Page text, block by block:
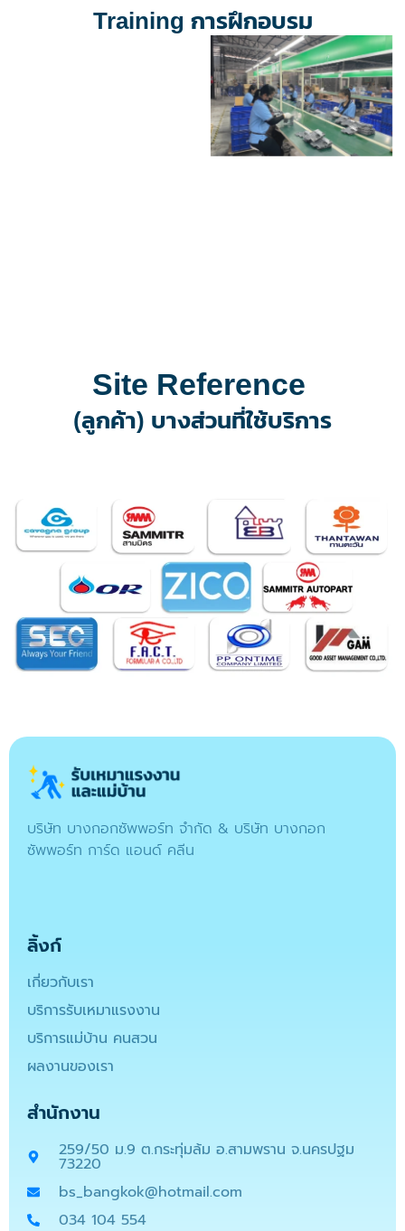
Training การฝึกอบรม
Site Reference
(ลูกค้า) บางส่วนที่ใช้บริการ
บริษัท บางกอกซัพพอร์ท จำกัด & บริษัท บางกอก
ซัพพอร์ท การ์ด แอนด์ คลีน
ลิ้งก์
เกี่ยวกับเรา
บริการรับเหมาแรงงาน
บริการแม่บ้าน คนสวน
ผลงานของเรา
สำนักงาน
259/50 ม.9 ต.กระทุ่มล้ม อ.สามพราน จ.นครปฐม
73220
bs_bangkok@hotmail.com
034 104 554